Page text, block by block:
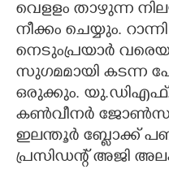
വെളളം താഴുന്ന
നീക്കം ചെയ്യും.
നെടുംപ്രയാർ
സുഗമമായി കടന്ന
ഒരുക്കും.
കൺവീനർ
ഇലന്തൂർ ബ്ലോക്ക്
പ്രസിഡന്റ് അജി